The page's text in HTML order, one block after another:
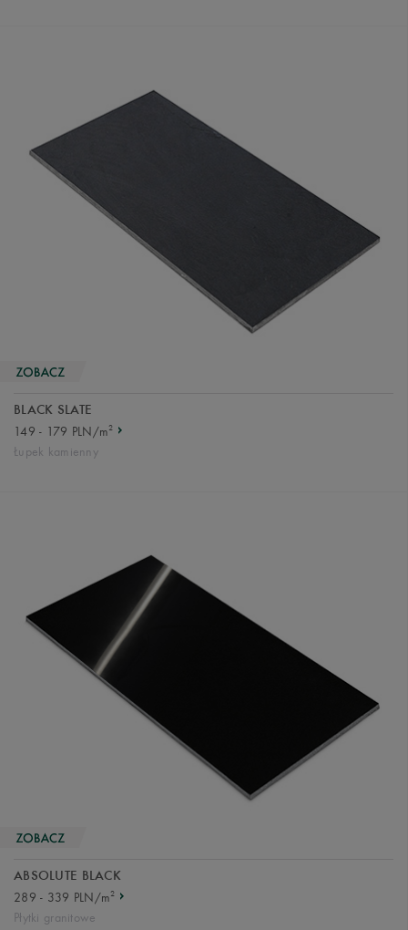
BLACK SLATE
149 - 179 PLN/m2
Łupek kamienny
ABSOLUTE BLACK
289 - 339 PLN/m2
Płytki granitowe